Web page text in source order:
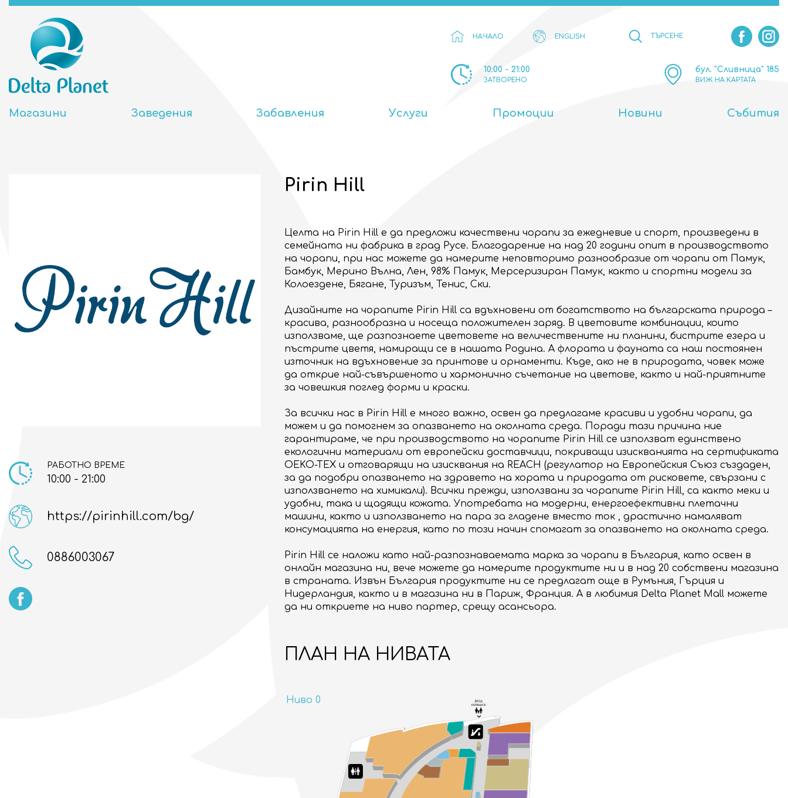
НАЧАЛО ENGLISH ТЪРСЕНЕ
10:00 - 21:00
ЗАТВОРЕНО
бул. "Сливница" 185
ВИЖ НА КАРТАТА
Магазини Заведения Забавления Услуги Промоции Новини Събития
РАБОТНО ВРЕМЕ
10:00 - 21:00
https://pirinhill.com/bg/
0886003067
Pirin Hill
Целта на Pirin Hill е да предложи качествени чорапи за ежедневие и спорт, произведени в
семейната ни фабрика в град Русе. Благодарение на над 20 години опит в производството
на чорапи, при нас можете да намерите неповторимо разнообразие от чорапи от Памук,
Бамбук, Мерино Вълна, Лен, 98% Памук, Мерсеризиран Памук, както и спортни модели за
Колоездене, Бягане, Туризъм, Тенис, Ски.
Дизайните на чорапите Pirin Hill са вдъхновени от богатството на българската природа –
красива, разнообразна и носеща положителен заряд. В цветовите комбинации, които
използваме, ще разпознаете цветовете на величествените ни планини, бистрите езера и
пъстрите цветя, намиращи се в нашата Родина. А флората и фауната са наш постоянен
източник на вдъхновение за принтове и орнаменти. Къде, ако не в природата, човек може
да открие най-съвършеното и хармонично съчетание на цветове, както и най-приятните
за човешкия поглед форми и краски.
За всички нас в Pirin Hill е много важно, освен да предлагаме красиви и удобни чорапи, да
можем и да помогнем за опазването на околната среда. Поради тази причина ние
гарантираме, че при производството на чорапите Pirin Hill се използват единствено
екологични материали от европейски доставчици, покриващи изискванията на сертификата
OEKO-TEX и отговарящи на изисквания на REACH (регулатор на Европейския Съюз създаден,
за да подобри опазването на здравето на хората и природата от рисковете, свързани с
използването на химикали). Всички прежди, използвани за чорапите Pirin Hill, са както меки и
удобни, така и щадящи кожата. Употребата на модерни, енергоефективни плетачни
машини, както и използването на пара за гладене вместо ток , драстично намаляват
консумацията на енергия, като по този начин спомагат за опазването на околната среда.
Pirin Hill се наложи като най-разпознаваемата марка за чорапи в България, като освен в
онлайн магазина ни, вече можете да намерите продуктите ни и в над 20 собствени магазина
в страната. Извън България продуктите ни се предлагат още в Румъния, Гърция и
Нидерландия, както и в магазина ни в Париж, Франция. А в любимия Delta Planet Mall можете
да ни откриете на ниво партер, срещу асансьора.
ПЛАН НА НИВАТА
Ниво 0